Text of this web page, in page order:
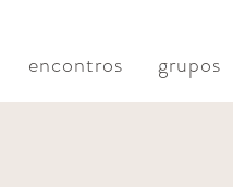
encontros grupos